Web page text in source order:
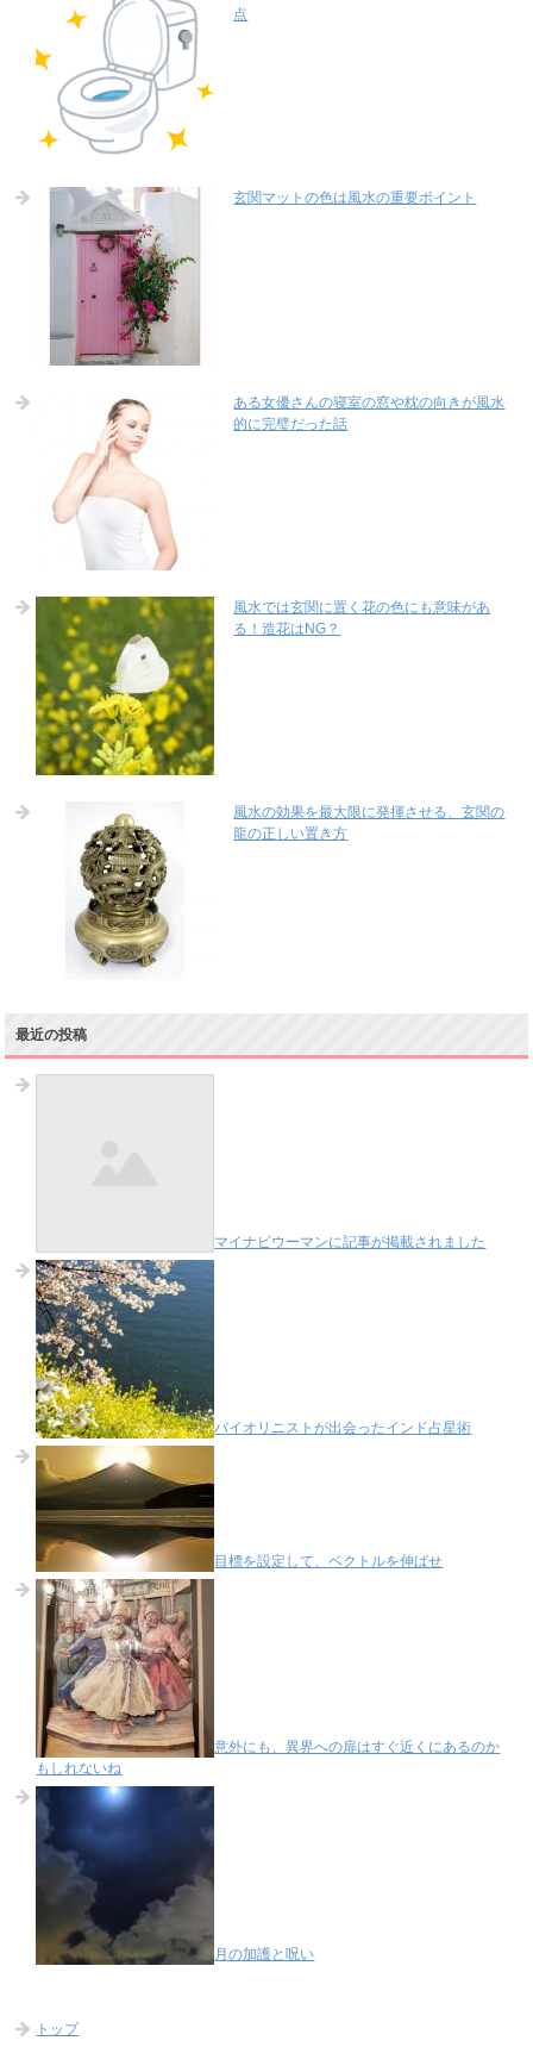
点
玄関マットの色は風水の重要ポイント
ある女優さんの寝室の窓や枕の向きが風水
的に完璧だった話
風水では玄関に置く花の色にも意味があ
る！造花はNG？
風水の効果を最大限に発揮させる、玄関の
龍の正しい置き方
最近の投稿
マイナビウーマンに記事が掲載されました
バイオリニストが出会ったインド占星術
目標を設定して、ベクトルを伸ばせ
意外にも、異界への扉はすぐ近くにあるのか
もしれないね
月の加護と呪い
トップ